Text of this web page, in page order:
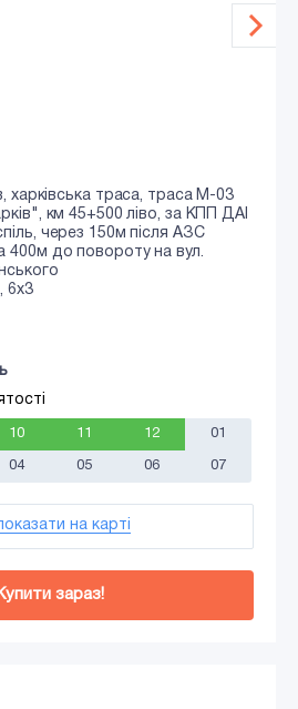
харківська траса, траса М-03
км 45+500 ліво, за КПП ДАІ
через 150м після АЗС
400м до повороту на вул.
6х3
10 11 12 01
04 05 06 07
на карті
зараз!